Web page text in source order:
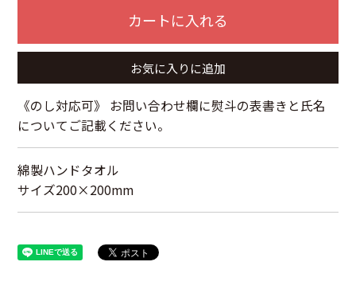
カートに入れる
お気に入りに追加
《のし対応可》 お問い合わせ欄に熨斗の表書きと氏名
についてご記載ください。
綿製ハンドタオル
サイズ200×200mm